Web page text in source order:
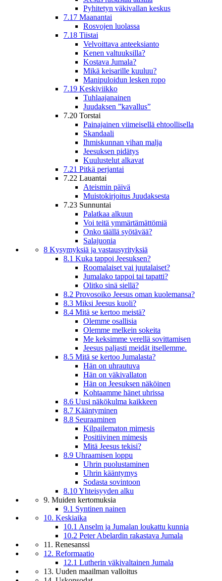
Pyhitetyn väkivallan keskus
7.17 Maanantai
Rosvojen luolassa
7.18 Tiistai
Velvoittava anteeksianto
Kenen valtuuksilla?
Kostava Jumala?
Mikä keisarille kuuluu?
Manipuloidun lesken ropo
7.19 Keskiviikko
Tuhlaajanainen
Juudaksen ”kavallus”
7.20 Torstai
Painajainen viimeisellä ehtoollisella
Skandaali
Ihmiskunnan vihan malja
Jeesuksen pidätys
Kuulustelut alkavat
7.21 Pitkä perjantai
7.22 Lauantai
Ateismin päivä
Muistokirjoitus Juudaksesta
7.23 Sunnuntai
Palatkaa alkuun
Voi teitä ymmärtämättömiä
Onko täällä syötävää?
Salajuonia
8 Kysymyksiä ja vastausyrityksiä
8.1 Kuka tappoi Jeesuksen?
Roomalaiset vai juutalaiset?
Jumalako tappoi tai tapatti?
Olitko sinä siellä?
8.2 Provosoiko Jeesus oman kuolemansa?
8.3 Miksi Jeesus kuoli?
8.4 Mitä se kertoo meistä?
Olemme osallisia
Olemme melkein sokeita
Me keksimme verellä sovittamisen
Jeesus paljasti meidät itsellemme.
8.5 Mitä se kertoo Jumalasta?
Hän on uhrautuva
Hän on väkivallaton
Hän on Jeesuksen näköinen
Kohtaamme hänet uhrissa
8.6 Uusi näkökulma kaikkeen
8.7 Kääntyminen
8.8 Seuraaminen
Kilpailematon mimesis
Positiivinen mimesis
Mitä Jeesus tekisi?
8.9 Uhraamisen loppu
Uhrin puolustaminen
Uhrin kääntymys
Sodasta sovintoon
8.10 Yhteisyyden alku
9. Muiden kertomuksia
9.1 Syntinen nainen
10. Keskiaika
10.1 Anselm ja Jumalan loukattu kunnia
10.2 Peter Abelardin rakastava Jumala
11. Renesanssi
12. Reformaatio
12.1 Lutherin väkivaltainen Jumala
13. Uuden maailman valloitus